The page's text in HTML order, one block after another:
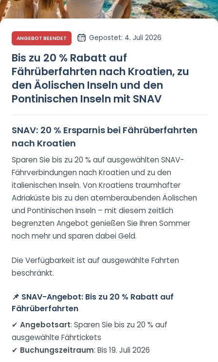
ANGEBOT BEENDET Gepostet: 4. Juli 2026
Bis zu 20 % Rabatt auf
Fährüberfahrten nach Kroatien, zu
den Äolischen Inseln und den
Pontinischen Inseln mit SNAV
SNAV: 20 % Ersparnis bei Fährüberfahrten
nach Kroatien
Sparen Sie bis zu 20 % auf ausgewählten SNAV-
Fährverbindungen nach Kroatien und zu den
italienischen Inseln. Von Kroatiens traumhafter
Adriaküste bis zu den atemberaubenden Äolischen
und Pontinischen Inseln – mit diesem zeitlich
begrenzten Angebot genießen Sie Ihren Sommer
noch mehr und sparen dabei Geld.
Die Verfügbarkeit ist auf ausgewählte Fahrten
beschränkt.
📌 SNAV-Angebot: Bis zu 20 % Rabatt auf
Fährüberfahrten
✔ Angebotsart: Sparen Sie bis zu 20 % auf
ausgewählte Fährtickets
✔ Buchungszeitraum: Bis 19. Juli 2026